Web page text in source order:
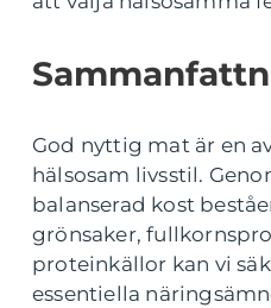
God nyttig mat är en
hälsosam livsstil.
balanserad kost
grönsaker,
proteinkällor kan vi
essentiella